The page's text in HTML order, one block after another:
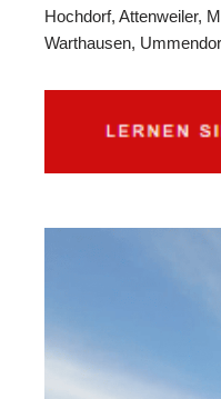
Hochdorf, Attenweiler,
Warthausen,